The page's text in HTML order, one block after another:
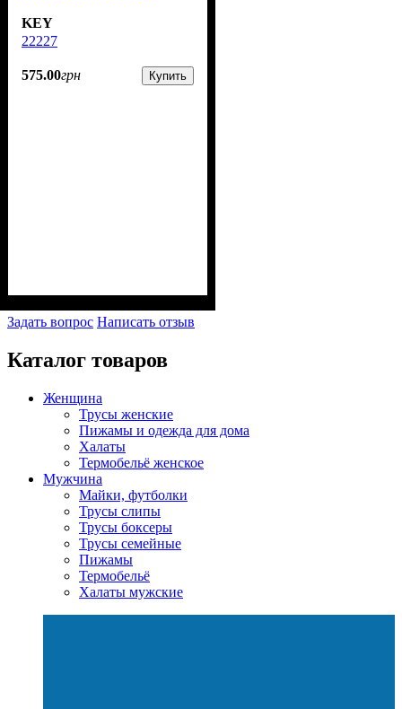
KEY
22227
575.00грн Купить
Задать вопрос Написать отзыв
Каталог товаров
Женщина
Трусы женские
Пижамы и одежда для дома
Халаты
Термобельё женское
Мужчина
Майки, футболки
Трусы слипы
Трусы боксеры
Трусы семейные
Пижамы
Термобельё
Халаты мужские